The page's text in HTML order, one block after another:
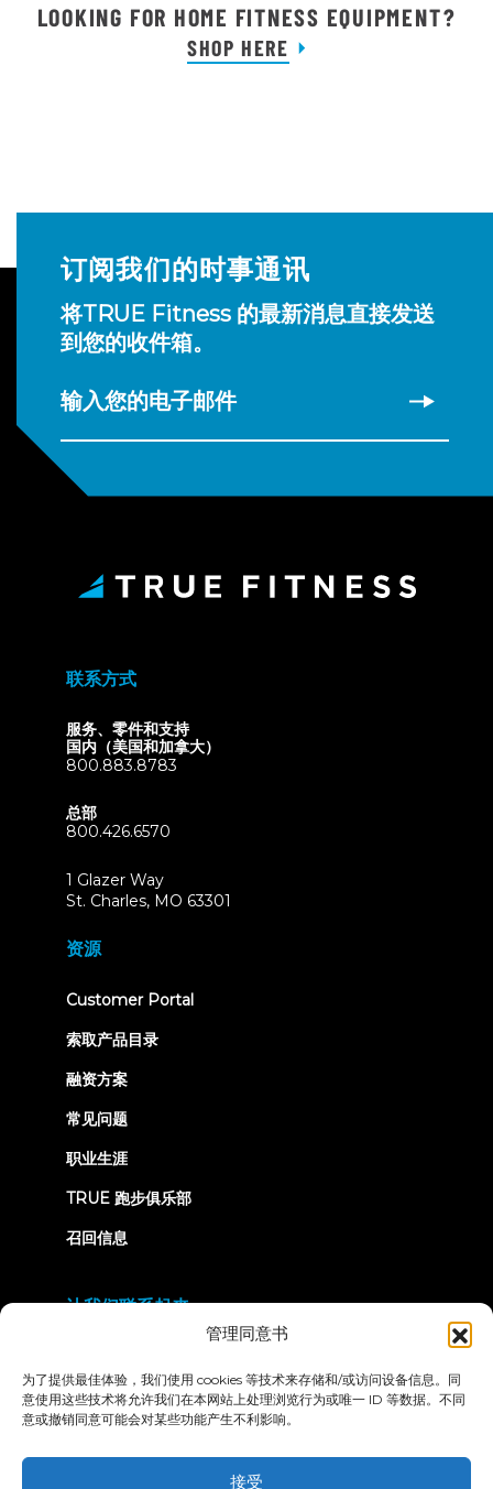
管理同意书
为了提供最佳体验，我们使用 cookies 等技术来存储和/或访问设备信息。同
意使用这些技术将允许我们在本网站上处理浏览行为或唯一 ID 等数据。不同
意或撤销同意可能会对某些功能产生不利影响。
接受
LOOKING FOR HOME FITNESS EQUIPMENT?
SHOP HERE
订阅我们的时事通讯
将TRUE Fitness 的最新消息直接发送
到您的收件箱。
输入您的电子邮件
联系方式
服务、零件和支持
国内（美国和加拿大）
800.883.8783
总部
800.426.6570
1 Glazer Way
St. Charles, MO 63301
资源
Customer Portal(opens
索取产品目录
融资方案
常见问题
职业生涯
TRUE 跑步俱乐部
召回信息
让我们联系起来
隐私政策
条款和条件
无障碍声明